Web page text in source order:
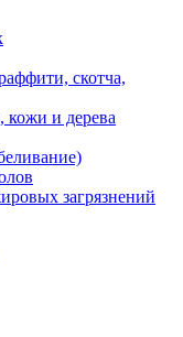
скотча,
кожи и дерева
загрязнений